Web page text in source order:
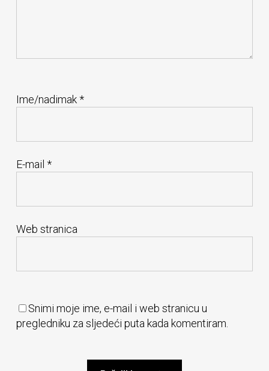
Ime/nadimak*
E-mail *
Web stranica
Snimi moje ime, e-mail i web stranicu u
pregledniku za sljedeći puta kada komentiram.